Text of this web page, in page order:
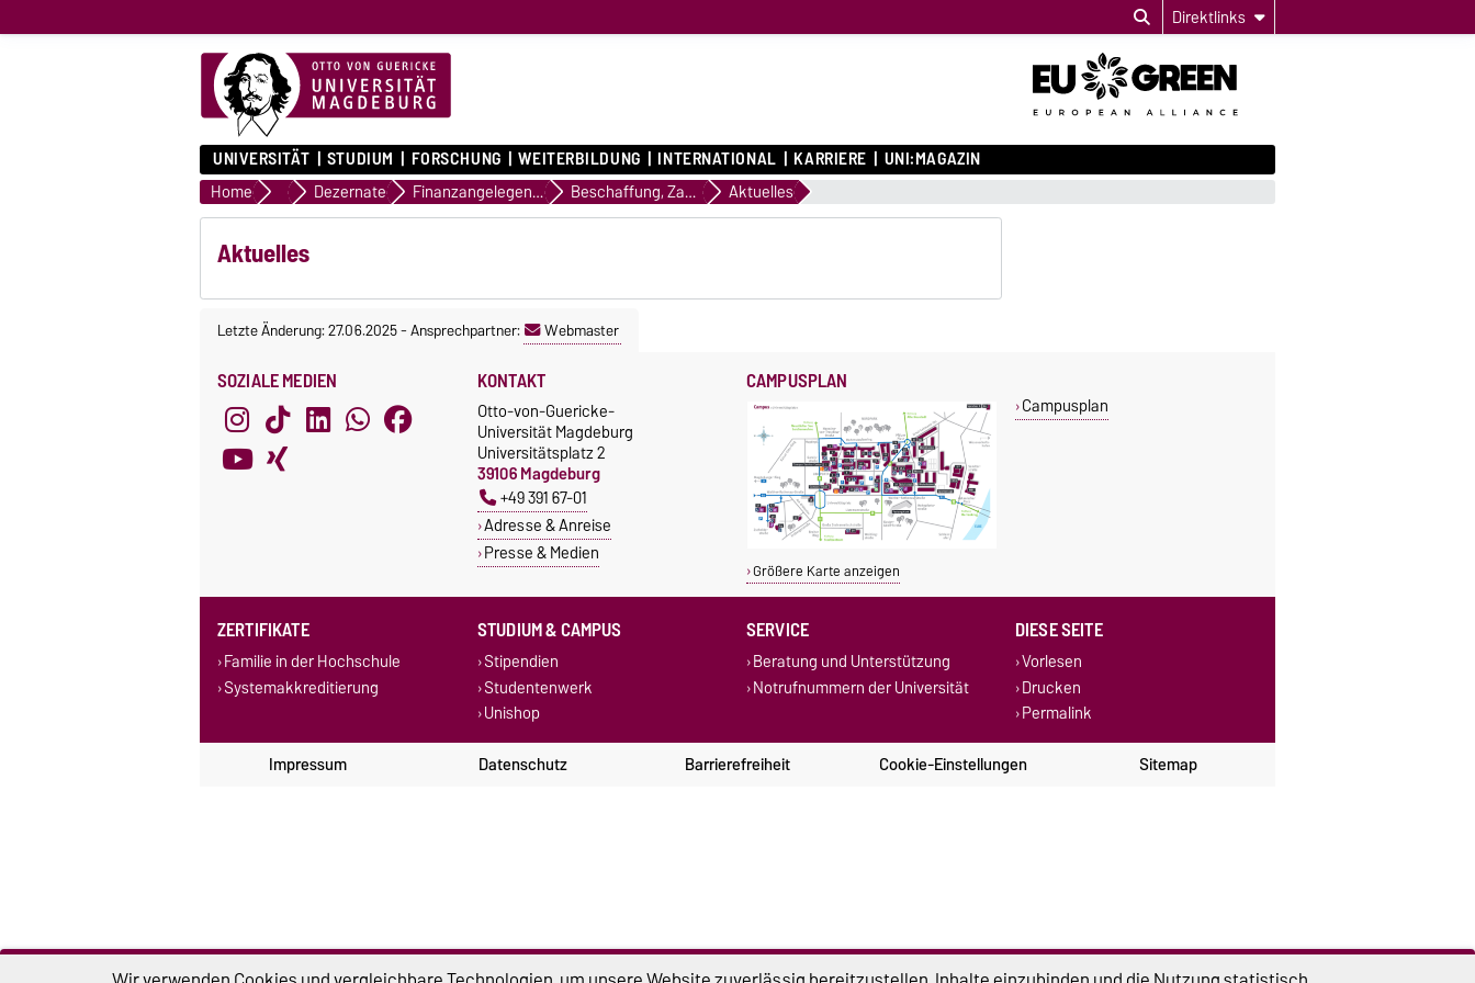
Direktlinks
UNIVERSITÄT STUDIUM FORSCHUNG WEITERBILDUNG INTERNATIONAL KARRIERE UNI:MAGAZIN
Home Verwaltung
Dezernate Finanzangelegenheiten Beschaffung, Zahlstelle Aktuelles
Aktuelles
Letzte Änderung: 27.06.2025-Ansprechpartner: Webmaster
SOZIALE MEDIEN KONTAKT
Otto-von-Guericke-
Universität Magdeburg
Universitätsplatz 2
39106 Magdeburg
+49 391 67-01
Adresse & Anreise
Presse & Medien
CAMPUSPLAN
Größere Karte anzeigen
Campusplan
ZERTIFIKATE
Familie in der Hochschule
Systemakkreditierung
STUDIUM & CAMPUS
Stipendien
Studentenwerk
Unishop
SERVICE
Beratung und Unterstützung
Notrufnummern der Universität
DIESE SEITE
Vorlesen
Drucken
Permalink
Impressum Datenschutz Barrierefreiheit Cookie-Einstellungen Sitemap